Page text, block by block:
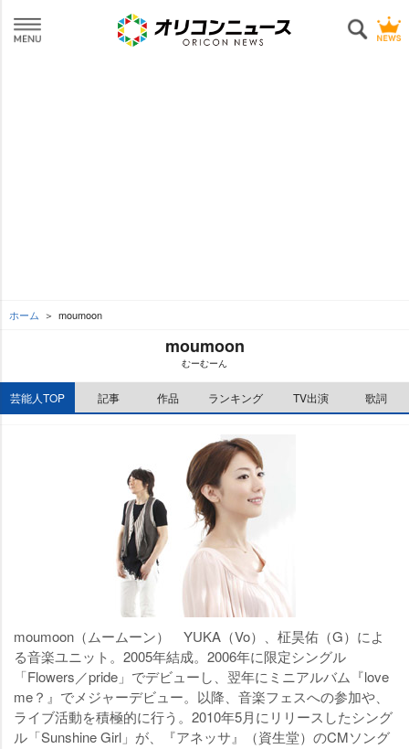
ホーム moumoon
moumoon
むーむーん
芸能人TOP 記事 作品 ランキング TV出演 歌詞
moumoon（ムームーン） YUKA（Vo）、柾昊佑（G）によ
る音楽ユニット。2005年結成。2006年に限定シングル
「Flowers／pride」でデビューし、翌年にミニアルバム『love
me？』でメジャーデビュー。以降、音楽フェスへの参加や、
ライブ活動を積極的に行う。2010年5月にリリースしたシング
ル「Sunshine Girl」が、『アネッサ』（資生堂）のCMソング